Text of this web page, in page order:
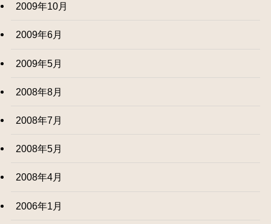
2009年10月
2009年6月
2009年5月
2008年8月
2008年7月
2008年5月
2008年4月
2006年1月